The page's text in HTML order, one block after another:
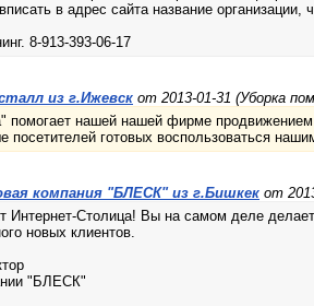
в адрес сайта название
8-913-393-06-17
из г.Ижевск от 2013-01-31 (Уборка
помогает нашей нашей фирме
посетителей готовых воспользоваться
компания "БЛЕСК" из г.Бишкек от
Интернет-Столица! Вы на самом деле
новых клиентов.
"БЛЕСК"